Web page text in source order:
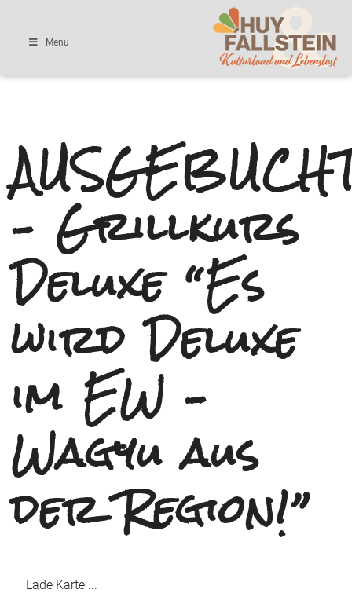
Menu
– Grillkurs
Deluxe “Es
wird Deluxe
im EW –
Wagyu aus
der Region!”
Lade Karte ...